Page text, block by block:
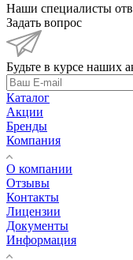
Наши специалисты
Задать вопрос
Будьте в курсе наших
Каталог
Акции
Бренды
Компания
О компании
Отзывы
Контакты
Лицензии
Документы
Информация